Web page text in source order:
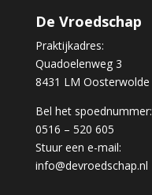
De Vroedschap
Praktijkadres:
Quadoelenweg 3
8431 LM Oosterwolde
Bel het spoednummer:
0516 – 520 605
Stuur een e-mail:
info@devroedschap.nl